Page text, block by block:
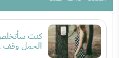
كنت
الحمل وقف